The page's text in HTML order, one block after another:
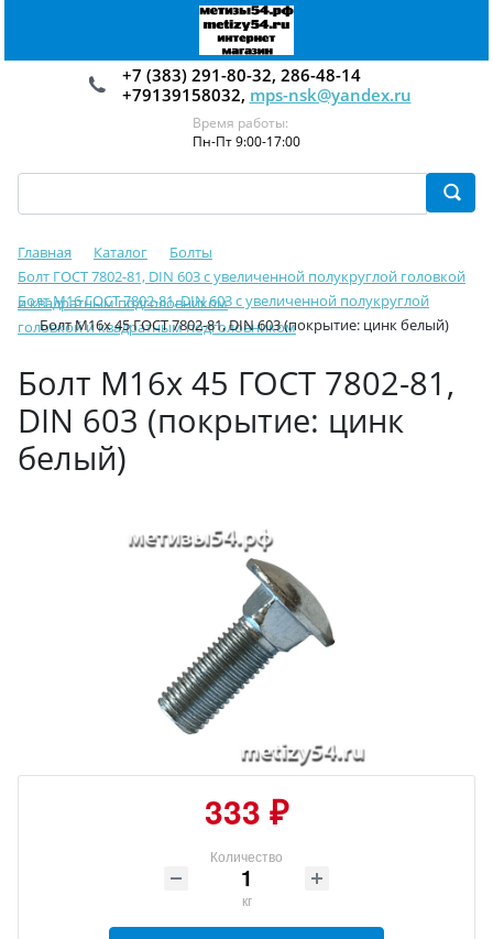
+7 (383) 291-80-32, 286-48-14
+79139158032, mps-nsk@yandex.ru
Время работы:
Пн-Пт 9:00-17:00
Главная Каталог
Болты
Болт ГОСТ 7802-81, DIN 603 с увеличенной полукруглой головкой
и квадратным подголовником
Болт М16 ГОСТ 7802-81, DIN 603 с увеличенной полукруглой
головкой и квадратным подголовником
Болт М16х 45 ГОСТ 7802-81, DIN 603 (покрытие: цинк белый)
Болт М16х 45 ГОСТ 7802-81,
DIN 603 (покрытие: цинк
белый)
333 ₽
Количество
кг